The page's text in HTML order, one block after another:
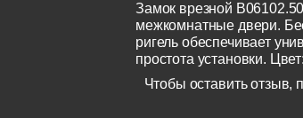
Замок врезной
межкомнатные двери.
ригель обеспечивает
простота установки.
Чтобы оставить отзыв,